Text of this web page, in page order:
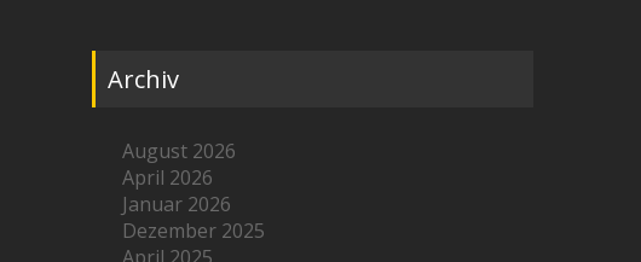
Archiv
August 2026
April 2026
Januar 2026
Dezember 2025